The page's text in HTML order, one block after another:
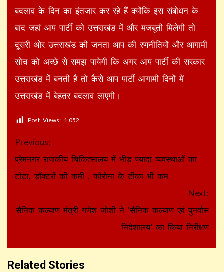
बदलाव के दिन का इंतजार कर रहे हैं क्योंकि इस संबोधन के
बाद जहां आप पार्टी को उत्तराखंड में और मजबूती मिलेगी तो
दूसरी ओर उत्तराखंड की जनता आप की रणनीतियों और आगामी
सोच को अच्छे से समझ पायेगी कि अगर आप पार्टी की सरकार
उत्तराखंड में बनती है तो कैसे आप पार्टी आगामी दिनों में
उत्तराखंड में बेहतर बदलाव लाएगी।
Post Views: 1,052
Continue
Reading
Previous:
प्रेमनगर राजकीय चिकित्सालय में भीड़ ज्यादा व्यवस्थाओं का
टोटा, डॉक्टरों की कमी , कोरोना के टीका भी कम
Next:
सैनिक कल्याण मंत्री गणेश जोशी ने ‘सैनिक कल्याण एवं पुनर्वास
निदेशालय’ का किया निरीक्षण
Related Stories